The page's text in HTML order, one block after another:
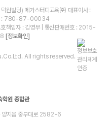
원빌딩) 메가스터디교육㈜ 대표이사 :
호 : 780-87-00034
책임자 : 김영무 | 통신판매번호 : 2015-
[정보확인]
All rights reserved.
학원 종합관
양지읍 중부대로 2582-6